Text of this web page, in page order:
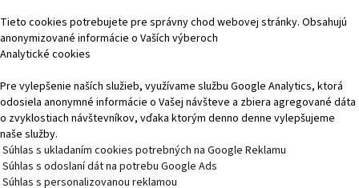
Tieto cookies potrebujete pre správny chod webovej stránky. Obsahujú
anonymizované informácie o Vaších výberoch
Analytické cookies
Pre vylepšenie naších služieb, využívame službu Google Analytics, ktorá
odosiela anonymné informácie o Vašej návšteve a zbiera agregované dáta
o zvyklostiach návštevníkov, vďaka ktorým denno denne vylepšujeme
naše služby.
Súhlas s ukladaním cookies potrebných na Google Reklamu
Súhlas s odoslaní dát na potrebu Google Ads
Súhlas s personalizovanou reklamou